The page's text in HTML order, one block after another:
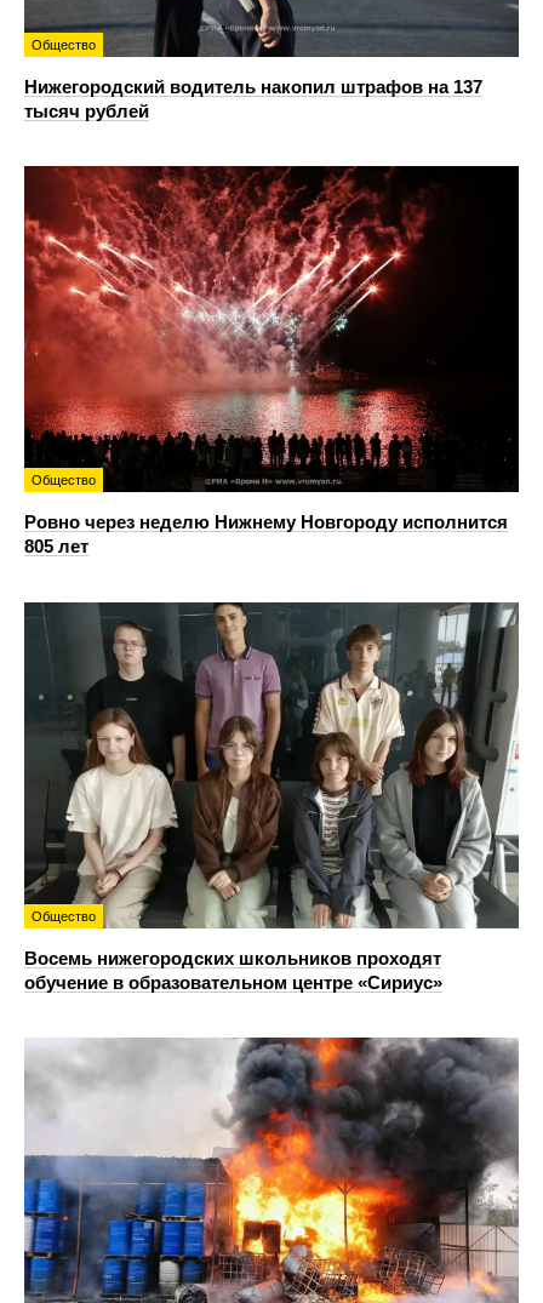
Общество
Нижегородский водитель накопил штрафов на 137
тысяч рублей
Общество
Ровно через неделю Нижнему Новгороду исполнится
805 лет
Общество
Восемь нижегородских школьников проходят
обучение в образовательном центре «Сириус»